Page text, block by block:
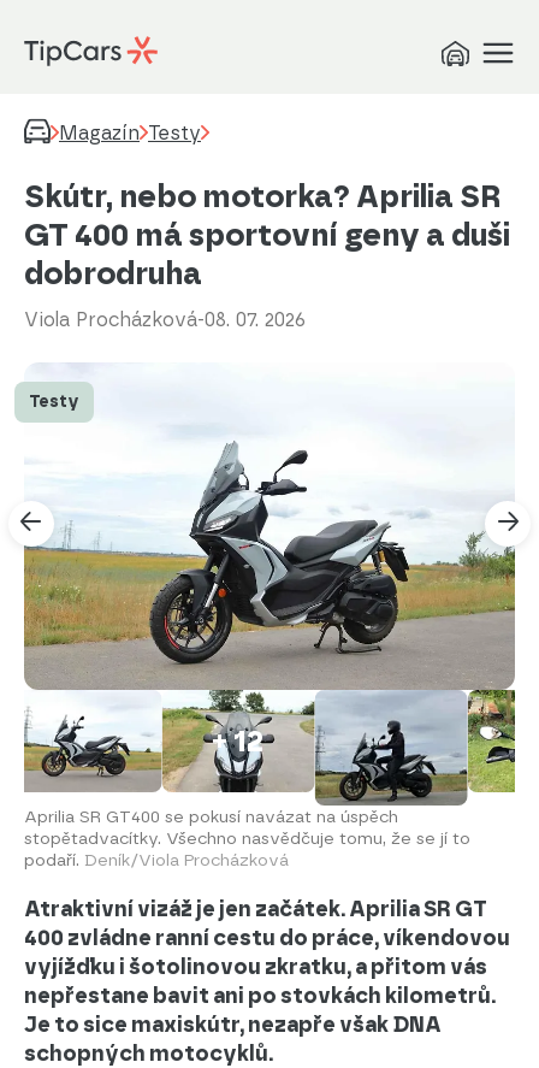
Magazín Testy
Skútr, nebo motorka? Aprilia SR
GT 400 má sportovní geny a duši
dobrodruha
Viola Procházková-08. 07. 2026
+ 12
Aprilia SR GT400 se pokusí navázat na úspěch
stopětadvacítky. Všechno nasvědčuje tomu, že se jí to
podaří. Deník/Viola Procházková
Testy
Atraktivní vizáž je jen začátek. Aprilia SR GT
400 zvládne ranní cestu do práce, víkendovou
vyjížďku i šotolinovou zkratku, a přitom vás
nepřestane bavit ani po stovkách kilometrů.
Je to sice maxiskútr, nezapře však DNA
schopných motocyklů.